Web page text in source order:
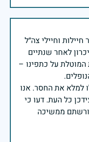
וחיילי צה״ל
לאחר שנתיים
על כתפינו –
למלא את החסר. אנו
כל העת. דעו כי
ממשיכה